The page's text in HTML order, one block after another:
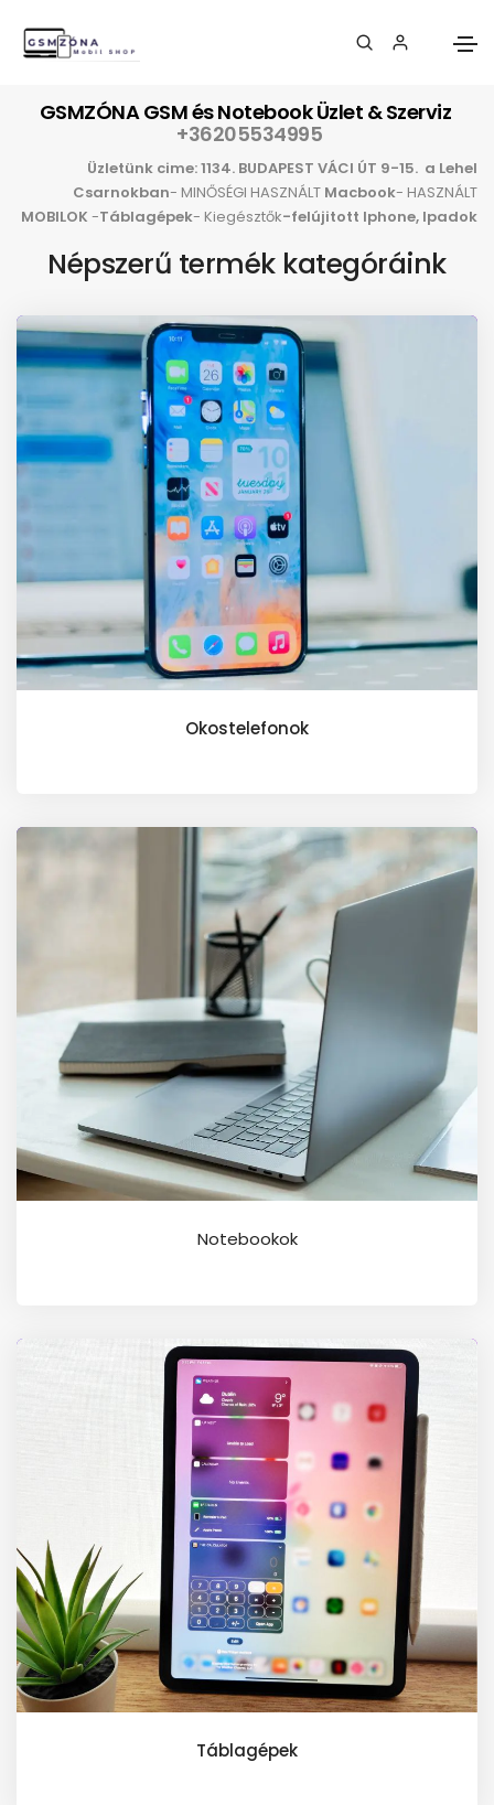
GSMZÓNA GSM és Notebook Üzlet & Szerviz
+36205534995
Üzletünk cime:1134. BUDAPEST VÁCI ÚT 9-15. a Lehel
Csarnokban- MINŐSÉGI HASZNÁLT Macbook- HASZNÁLT
MOBILOK -Táblagépek- Kiegésztők-felújitott Iphone, Ipadok
Népszerű termék kategóráink
Okostelefonok
Notebookok
Táblagépek